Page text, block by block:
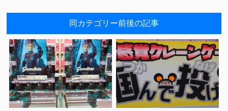
同カテゴリー前後の記事